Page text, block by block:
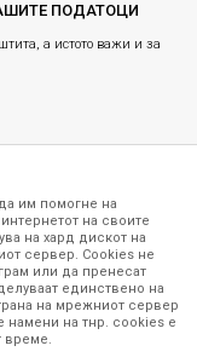
ПОДАТОЦИ
а истото важи и за
изложени на нашата
точни и прецизни,
ниту една грешка или
на залиха.
им помогне на
на своите
на хард дискот на
сервер. Cookies не
или да пренесат
единствено на
на мрежниот сервер
намени на тнр. сookies е
време.